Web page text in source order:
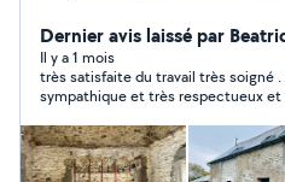
Terrassement et empierrement
cours et allées Entretien de jardin et extérieurs Travail
soigné, conseils
contacter pour discuter de
Dernier avis laissé par
Il y a 1 mois
très satisfaite du travail très soigné . Antoine est très
sympathique et très respectueux